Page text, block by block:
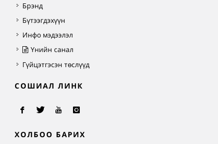
Брэнд
Бүтээгдэхүүн
Инфо мэдээлэл
Үнийн санал
Гүйцэтгэсэн төслүүд
СОШИАЛ ЛИНК
ХОЛБОО БАРИХ